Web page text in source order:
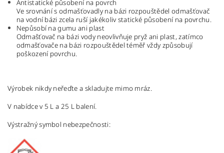
Antistatické působení na povrch
Ve srovnání s odmašťovadly na bázi rozpouštědel odmašťovač
na vodní bázi zcela ruší jakékoliv statické působení na povrchu.
Nepůsobí na gumu ani plast
Odmašťovač na bázi vody neovlivňuje pryž ani plast, zatímco
odmašťovače na bázi rozpouštědel téměř vždy způsobují
poškození povrchu.
Výrobek nikdy neřeďte a skladujte mimo mráz.
V nabídce v 5 L a 25 L balení.
Výstražný symbol nebezpečnosti: